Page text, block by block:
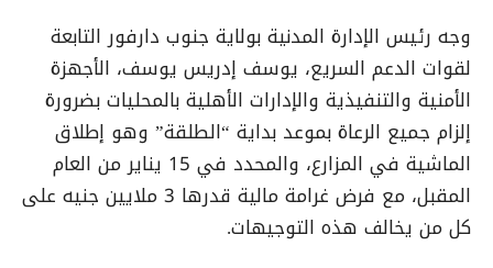
وجه رئيس الإدارة المدنية بولاية جنوب دارفور التابعة
لقوات الدعم السريع، يوسف إدريس يوسف، الأجهزة
الأمنية والتنفيذية والإدارات الأهلية بالمحليات بضرورة
إلزام جميع الرعاة بموعد بداية “الطلقة” وهو إطلاق
الماشية في المزارع، والمحدد في 15 يناير من العام
المقبل، مع فرض غرامة مالية قدرها 3 ملايين جنيه على
كل من يخالف هذه التوجيهات.